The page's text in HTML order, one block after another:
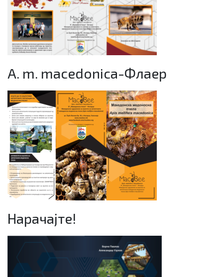
A. m. macedonica-Флаер
Нарачајте!